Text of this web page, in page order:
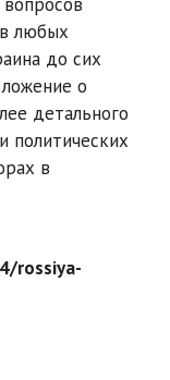
любых
до сих
о
детального
политических
в
rossiya-